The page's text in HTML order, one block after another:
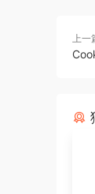
上一